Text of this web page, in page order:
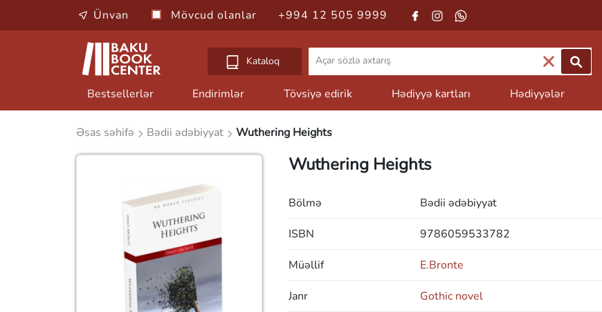
Ünvan Mövcud olanlar +994 12 505 9999
Kataloq
Bestsellerlər Endirimlər Tövsiyə edirik Hədiyyə kartları Hədiyyələr
Əsas səhifə Bədii ədəbiyyat Wuthering Heights
Wuthering Heights
Bölmə Bədii ədəbiyyat
ISBN 9786059533782
Müəllif E.Bronte
Janr Gothic novel